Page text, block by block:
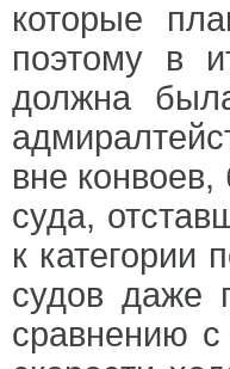
которые
поэтому в
должна
вне
суда,
к категории
судов даже
сравнению